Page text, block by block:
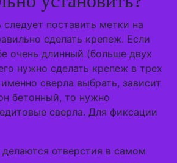
поставить метки на
сделать крепеж. Если
очень длинный (больше двух
нужно сделать крепеж в трех
сверла выбрать, зависит
бетонный, то нужно
сверла. Для фиксации
делаются отверстия в самом